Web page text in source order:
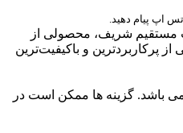
اپ پیام دهید.
مستقیم شریف، محصولی از
پرکاربردترین و باکیفیت‌ترین
باشد. گزینه ها ممکن است در